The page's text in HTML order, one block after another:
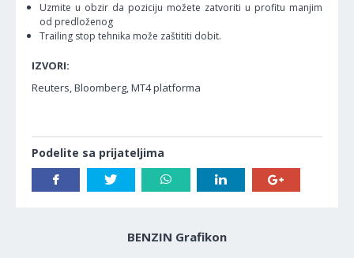
Uzmite u obzir da poziciju možete zatvoriti u profitu manjim
od predloženog
Trailing stop tehnika može zaštititi dobit.
IZVORI:
Reuters, Bloomberg, MT4 platforma
Podelite sa prijateljima
BENZIN Grafikon